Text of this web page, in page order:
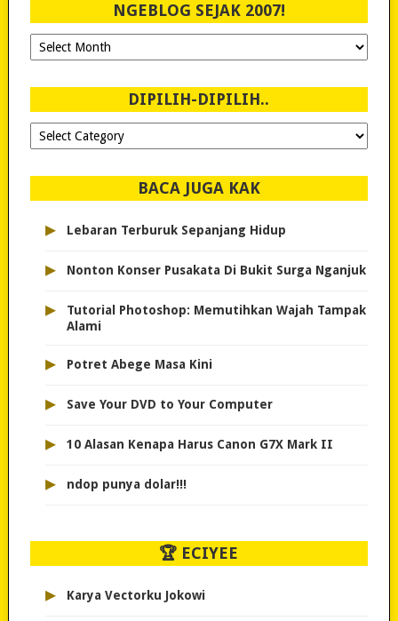
NGEBLOG SEJAK 2007!
Ngeblog
Sejak
DIPILIH-DIPILIH..
Dipilih-
dipilih..
BACA JUGA KAK
▸ Lebaran Terburuk Sepanjang Hidup
▸ Nonton Konser Pusakata Di Bukit Surga Nganjuk
▸
Tutorial Photoshop: Memutihkan Wajah Tampak
Alami
▸ Potret Abege Masa Kini
▸ Save Your DVD to Your Computer
▸ 10 Alasan Kenapa Harus Canon G7X Mark II
▸ ndop punya dolar!!!
🏆 ECIYEE
▸ Karya Vectorku Jokowi